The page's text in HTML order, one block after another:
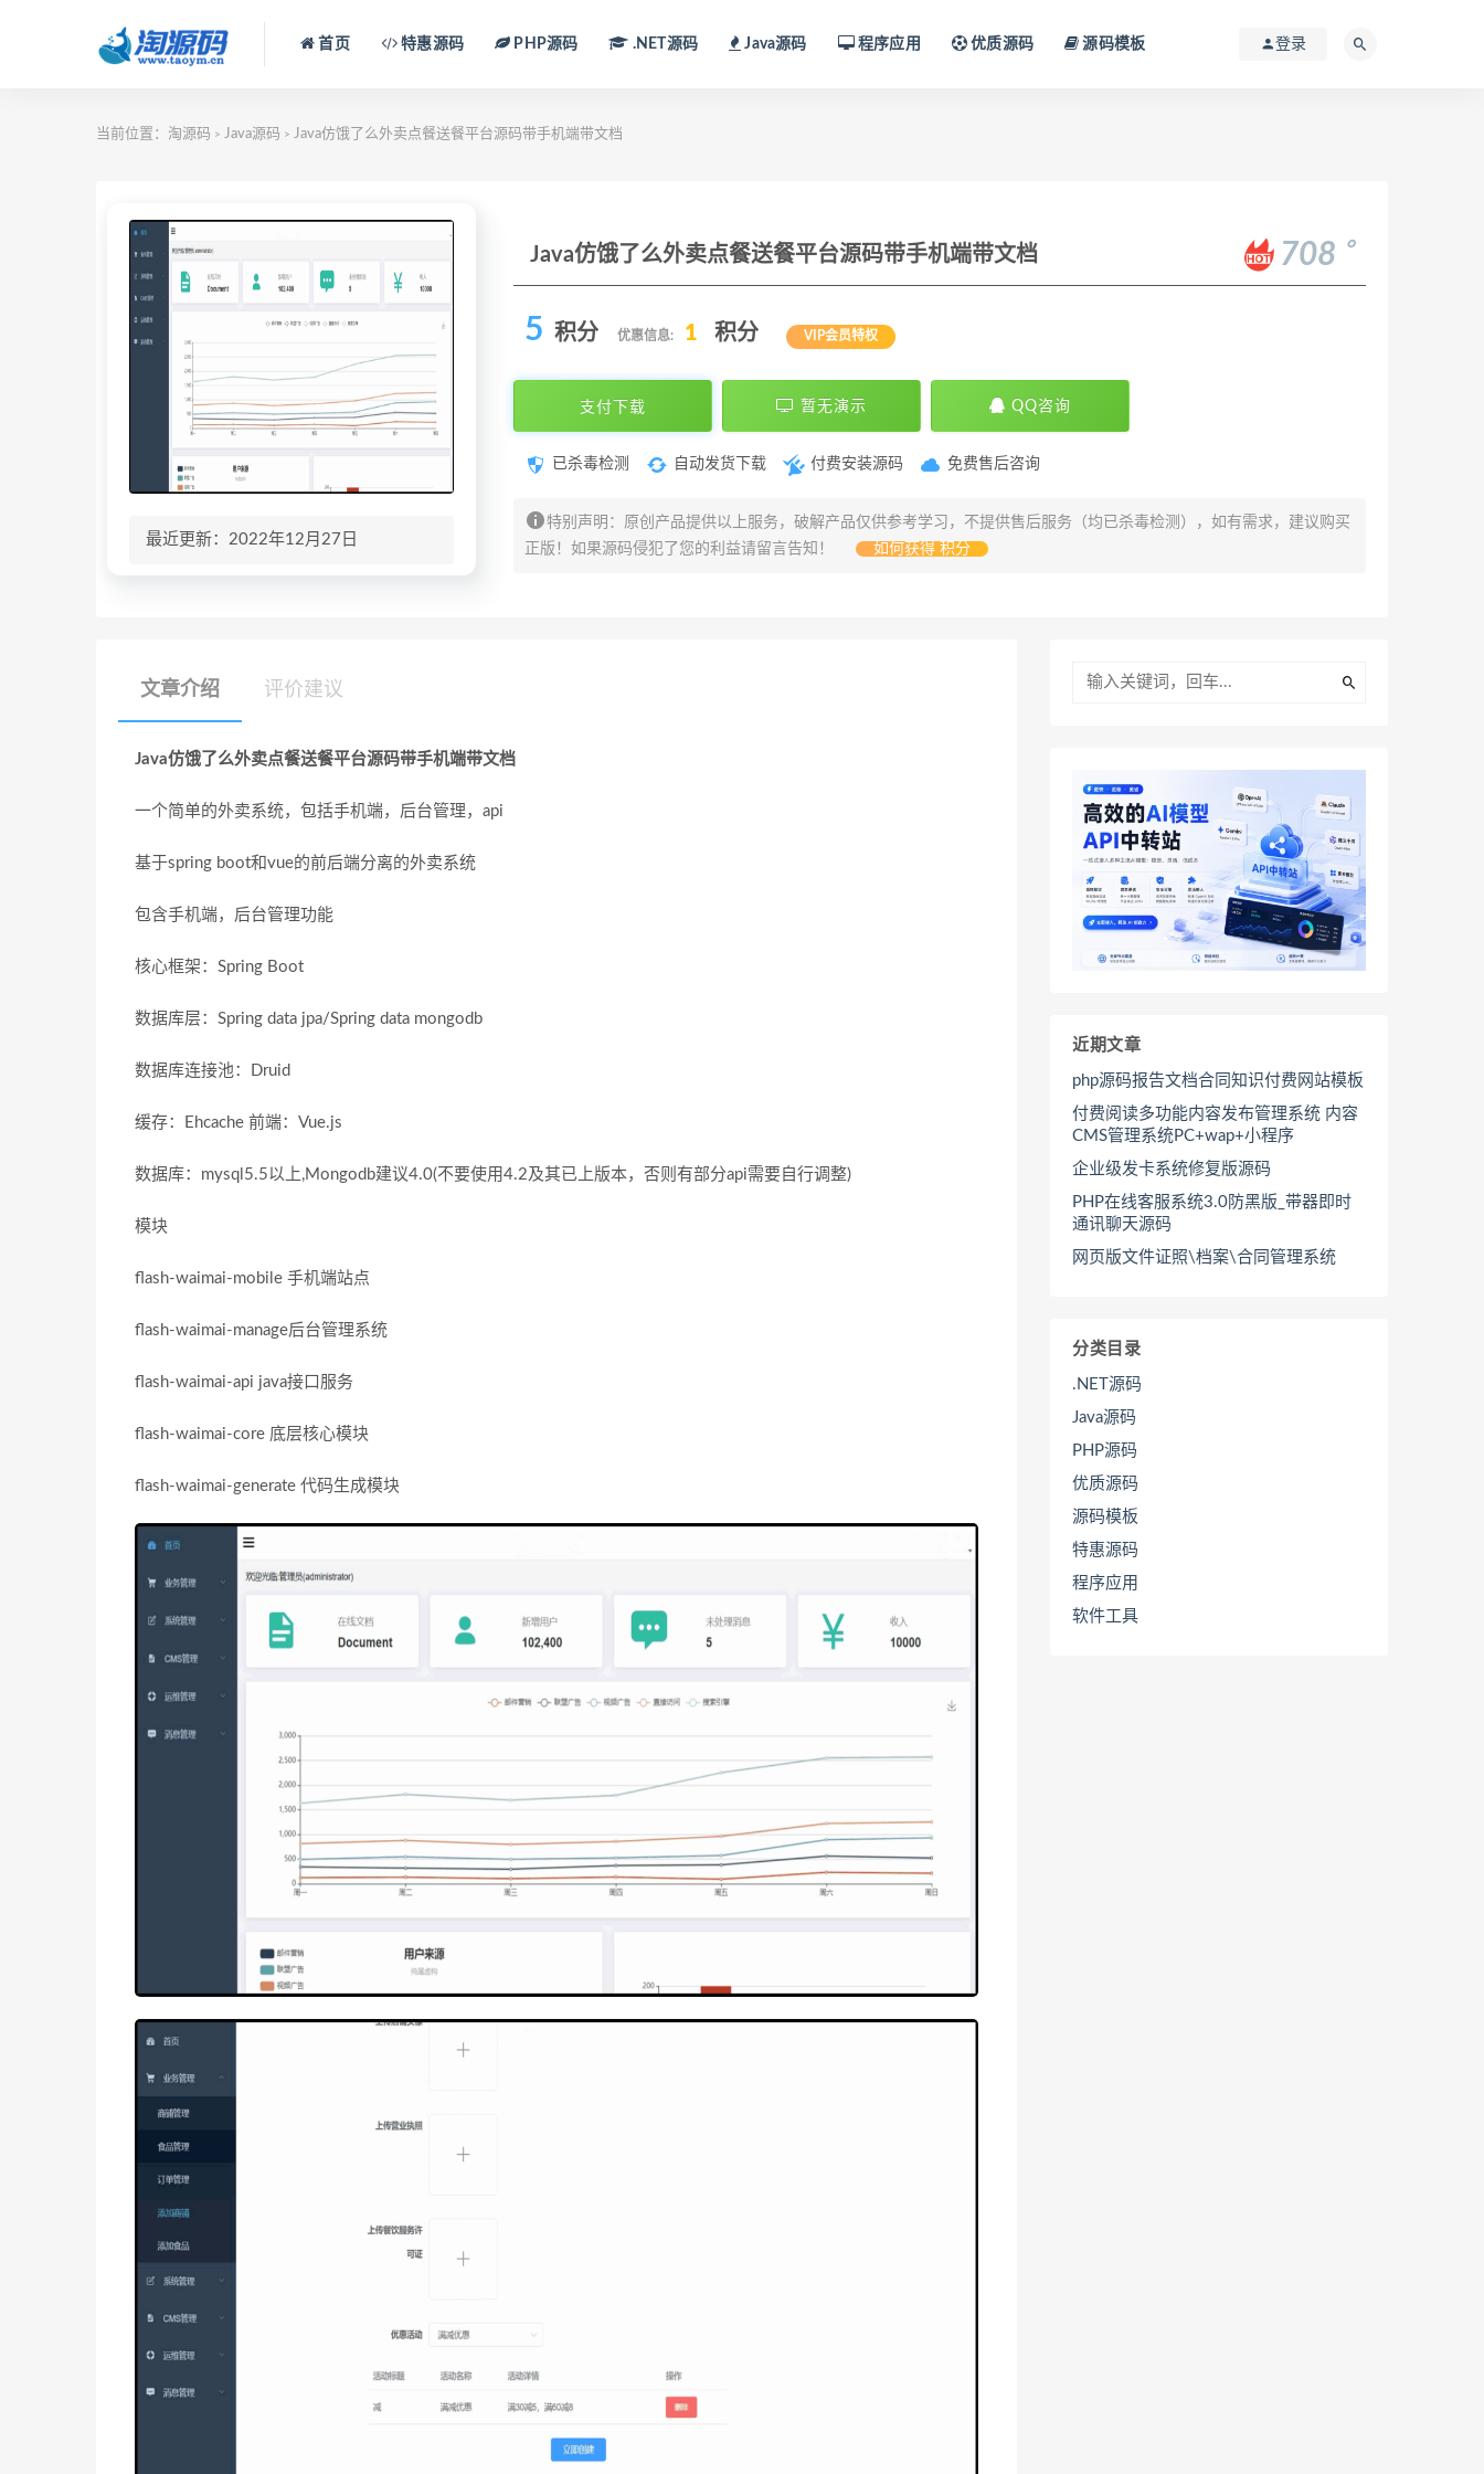
首页 特惠源码 PHP源码 .NET源码 Java源码 程序应用 优质源码 源码模板 登录
当前位置： 淘源码 > Java源码 > Java仿饿了么外卖点餐送餐平台源码带手机端带文档
最近更新：2022年12月27日
Java仿饿了么外卖点餐送餐平台源码带手机端带文档 708
。
5 积分 优惠信息: 1 积分 VIP会员特权
支付下载 暂无演示 QQ咨询
已杀毒检测 自动发货下载 付费安装源码 免费售后咨询
特别声明：原创产品提供以上服务，破解产品仅供参考学习，不提供售后服务（均已杀毒检测），如有需求，建议购买
正版！如果源码侵犯了您的利益请留言告知！
如何获得 积分
文章介绍 评价建议
Java仿饿了么外卖点餐送餐平台源码带手机端带文档
一个简单的外卖系统，包括手机端，后台管理，api
基于spring boot和vue的前后端分离的外卖系统
包含手机端，后台管理功能
核心框架：Spring Boot
数据库层：Spring data jpa/Spring data mongodb
数据库连接池：Druid
缓存：Ehcache 前端：Vue.js
数据库：mysql5.5以上,Mongodb建议4.0(不要使用4.2及其已上版本，否则有部分api需要自行调整)
模块
flash-waimai-mobile 手机端站点
flash-waimai-manage后台管理系统
flash-waimai-api java接口服务
flash-waimai-core 底层核心模块
flash-waimai-generate 代码生成模块
近期文章
php源码报告文档合同知识付费网站模板
付费阅读多功能内容发布管理系统 内容
CMS管理系统PC+wap+小程序
企业级发卡系统修复版源码
PHP在线客服系统3.0防黑版_带器即时
通讯聊天源码
网页版文件证照\档案\合同管理系统
分类目录
.NET源码
Java源码
PHP源码
优质源码
源码模板
特惠源码
程序应用
软件工具